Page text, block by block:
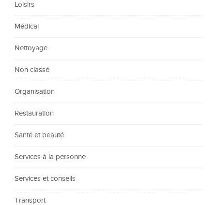
Loisirs
Médical
Nettoyage
Non classé
Organisation
Restauration
Santé et beauté
Services à la personne
Services et conseils
Transport